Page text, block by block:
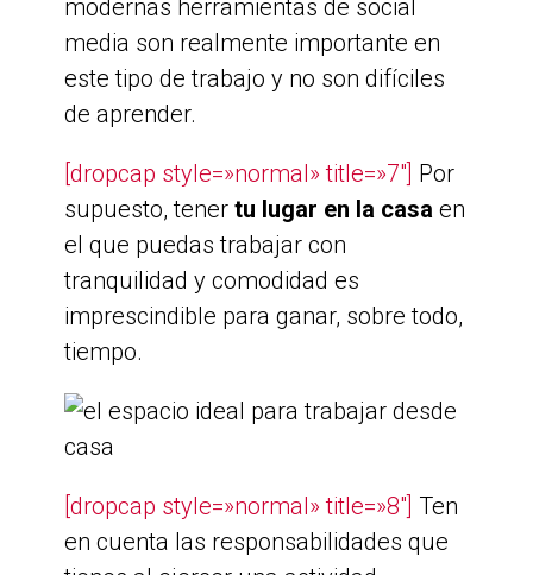
modernas herramientas de social
media son realmente importante en
este tipo de trabajo y no son difíciles
de aprender.
[dropcap style=»normal» title=»7″] Por
supuesto, tener tu lugar en la casa en
el que puedas trabajar con
tranquilidad y comodidad es
imprescindible para ganar, sobre todo,
tiempo.
[dropcap style=»normal» title=»8″] Ten
en cuenta las responsabilidades que